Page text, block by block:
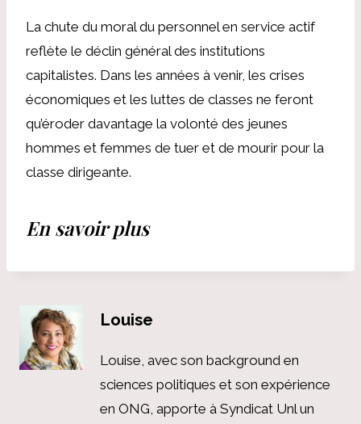
La chute du moral du personnel en service actif
reflète le déclin général des institutions
capitalistes. Dans les années à venir, les crises
économiques et les luttes de classes ne feront
qu’éroder davantage la volonté des jeunes
hommes et femmes de tuer et de mourir pour la
classe dirigeante.
En savoir plus
Louise
Louise, avec son background en
sciences politiques et son expérience
en ONG, apporte à Syndicat Unl un